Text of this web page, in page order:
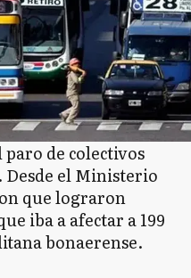
de colectivos
el Ministerio
que lograron
iba a afectar a 199
bonaerense.